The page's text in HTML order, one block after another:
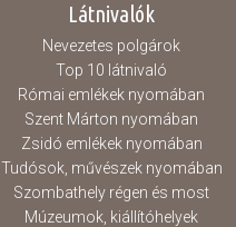
Látnivalók
Nevezetes polgárok
Top 10 látnivaló
Római emlékek nyomában
Szent Márton nyomában
Zsidó emlékek nyomában
Tudósok, művészek nyomában
Szombathely régen és most
Múzeumok, kiállítóhelyek